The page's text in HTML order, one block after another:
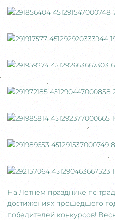
На Летнем празднике по
достижениях прошедшего
победителей конкурсов!